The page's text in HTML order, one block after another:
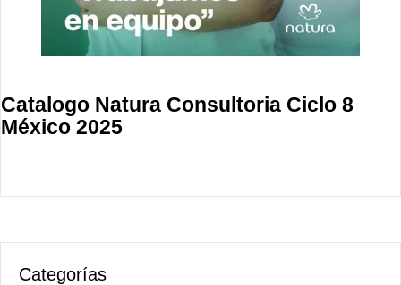
Catalogo Natura Consultoria Ciclo 8
México 2025
Categorías